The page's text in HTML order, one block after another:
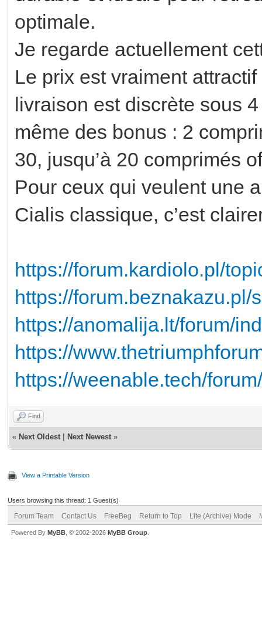
optimale.
Je regarde actuellement
Le prix est vraiment
livraison est discrète sous
même des bonus : 2
30, jusqu’à 20 comprimés
Pour ceux qui veulent une
Cialis classique, c’est
https://forum.kardiolo.pl/
https://
https://anomalija.lt/forum/
https://
https://weenable.tech/
Find
« Next Oldest Next Newest »
View a Printable Version
Users browsing this thread: 1 Guest(s)
Forum Team Contact Us FreeBeg Return to Top Lite (Archive) Mode
Powered By MyBB , © 2002-2026 MyBB Group